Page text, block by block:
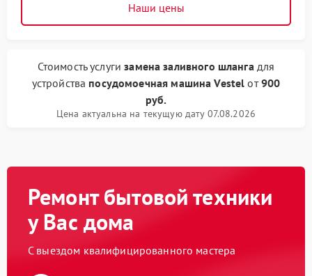
Наши цены
Стоимость услугизамена заливного шлангадля
устройства посудомоечная машина Vestel от900
руб.
Цена актуальна на текущую дату 07.08.2026
Ремонт бытовой техники
у Вас дома
С выездом квалифицированного мастера